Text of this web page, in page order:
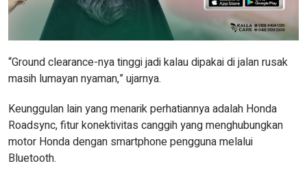
“Ground clearance-nya tinggi jadi kalau dipakai di jalan rusak
masih lumayan nyaman,” ujarnya.
Keunggulan lain yang menarik perhatiannya adalah Honda
Roadsync, fitur konektivitas canggih yang menghubungkan
motor Honda dengan smartphone pengguna melalui
Bluetooth.